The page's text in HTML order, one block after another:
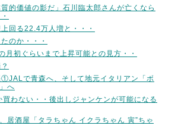
質的価値の影だ」石川臨太郎さんが亡くなら
回る22.4万人増と・・・
のか・・・
月初ぐらいまで上昇可能との見方・・
で青森へ、そして地元イタリアン「ボ
へ
わない・・後出しジャンケンが可能になる
居酒屋「タラちゃん イクラちゃん 寅”ちゃ